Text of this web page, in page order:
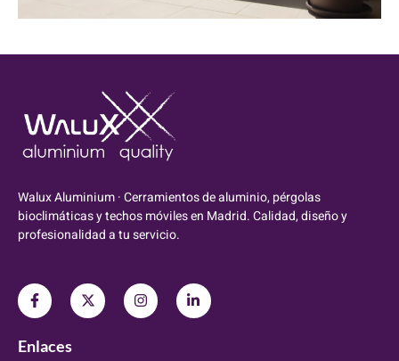
Walux Aluminium · Cerramientos de aluminio, pérgolas
bioclimáticas y techos móviles en Madrid. Calidad, diseño y
profesionalidad a tu servicio.
Enlaces